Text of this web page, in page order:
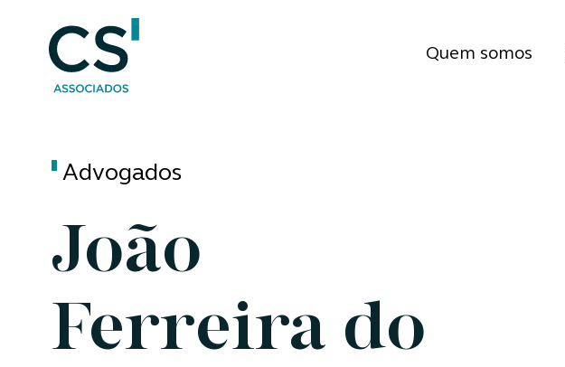
Quem somos
Advogados
João
Ferreira do